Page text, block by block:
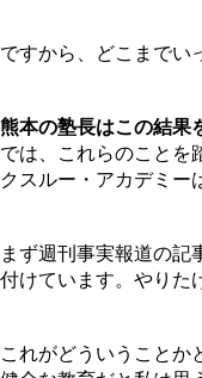
ですから、どこまでい
熊本の塾長はこの結果
では、これらのことを
クスルー・アカデミー
まず週刊事実報道の
付けています。やりた
これがどういうことか